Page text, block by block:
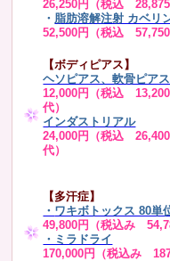
26,250円（税込 28,875
・ 脂肪溶解注射 カベリ
52,500円（税込 57,750
【ボディピアス】
ヘソピアス、軟骨ピアス
12,000円（税込
代）
インダストリアル
24,000円（税込
代）
【多汗症】
・ ワキボトックス 80単
49,800円（税込み
・ミラドライ
170,000円（税込み